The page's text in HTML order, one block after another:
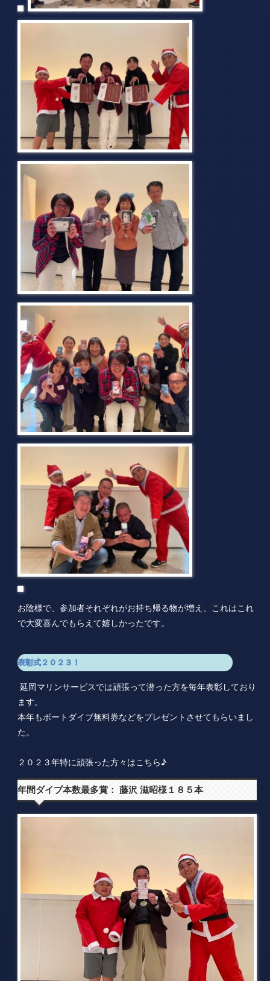
お陰様で、参加者それぞれがお持ち帰る物が増え、これはこれ
で大変喜んでもらえて嬉しかったです。
表彰式２０２３！
延岡マリンサービスでは頑張って潜った方を毎年表彰しており
ます。
本年もボートダイブ無料券などをプレゼントさせてもらいまし
た。
２０２３年特に頑張った方々はこちら♪
年間ダイブ本数最多賞： 藤沢 滋昭様１８５本